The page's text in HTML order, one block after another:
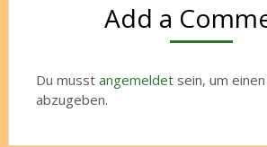
Add a
Du musst angemeldetsein, um
abzugeben.